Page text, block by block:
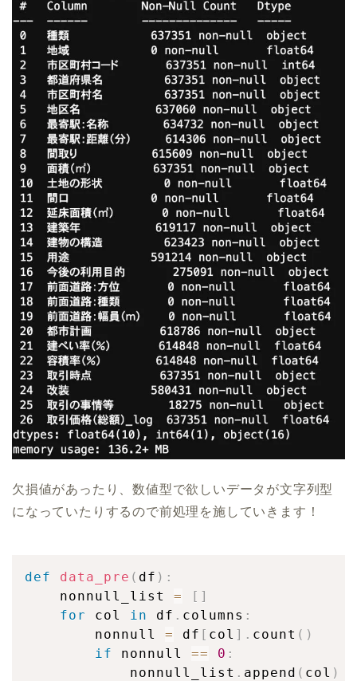
欠損値があったり、数値型で欲しいデータが文字列型
になっていたりするので前処理を施していきます！
def data_pre ( df ) :
    nonnull_list
= [ ]
for
col in df . columns :
        nonnull
= df [ col ] . count ( )
if
nonnull == 0 :
            nonnull_list
. append ( col )